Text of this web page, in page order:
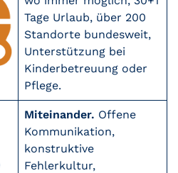
Tage Urlaub, über 200
Standorte bundesweit,
Unterstützung bei
Kinderbetreuung oder
Pflege.
Miteinander. Offene
Kommunikation,
konstruktive
Fehlerkultur,